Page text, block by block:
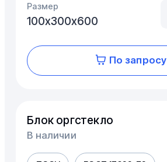
Размер
100х300х600
По запросу
Блок оргстекло
В наличии